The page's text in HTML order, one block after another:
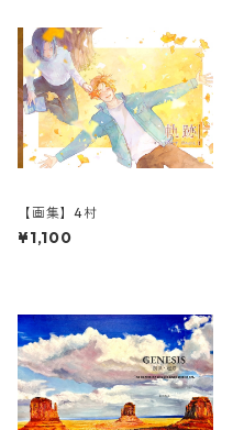
【画集】4村
¥1,100